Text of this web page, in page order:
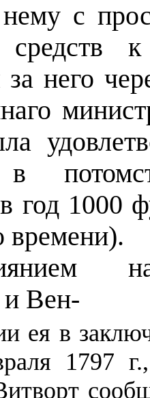
нему с
за него
год 1000
времени).
и Вен-
ея в
1797